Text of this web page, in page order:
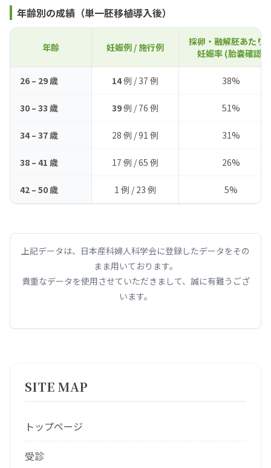
年齢別の成績（単一胚移植導入後）
年齢 妊娠例 / 施行例
採卵・融解胚あたり
妊娠率 (胎嚢確認)
26 – 29 歳 14例 / 37 例 38%
30 – 33 歳 39例 / 76 例 51%
34 – 37 歳 28 例 / 91 例 31%
38 – 41 歳 17 例 / 65 例 26%
42 – 50 歳 1 例 / 23 例 5%
上記データは、日本産科婦人科学会に登録したデータをその
まま用いております。
貴重なデータを使用させていただきまして、誠に有難うござ
います。
SITE MAP
トップページ
受診